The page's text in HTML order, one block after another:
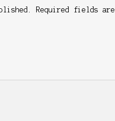
Required fields are